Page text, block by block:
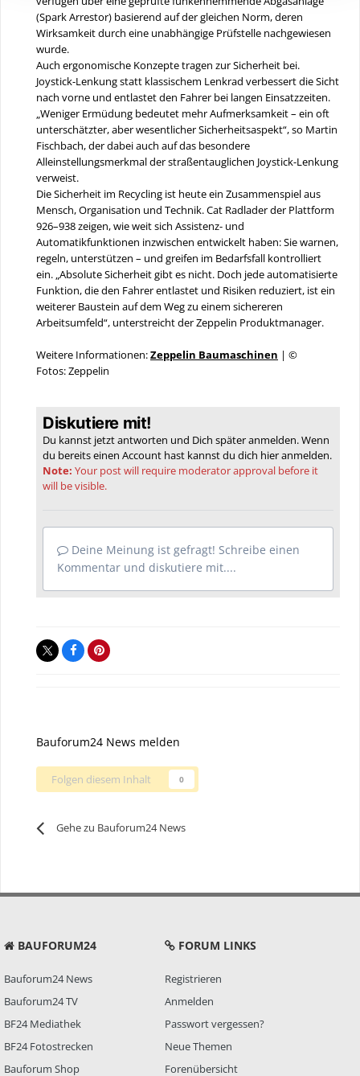
(Spark Arrestor) basierend auf der gleichen Norm, deren
Wirksamkeit durch eine unabhängige Prüfstelle nachgewiesen
wurde.
Auch ergonomische Konzepte tragen zur Sicherheit bei.
Joystick-Lenkung statt klassischem Lenkrad verbessert die Sicht
nach vorne und entlastet den Fahrer bei langen Einsatzzeiten.
„Weniger Ermüdung bedeutet mehr Aufmerksamkeit – ein oft
unterschätzter, aber wesentlicher Sicherheitsaspekt“, so Martin
Fischbach, der dabei auch auf das besondere
Alleinstellungsmerkmal der straßentauglichen Joystick-Lenkung
verweist.
Die Sicherheit im Recycling ist heute ein Zusammenspiel aus
Mensch, Organisation und Technik. Cat Radlader der Plattform
926–938 zeigen, wie weit sich Assistenz- und
Automatikfunktionen inzwischen entwickelt haben: Sie warnen,
regeln, unterstützen – und greifen im Bedarfsfall kontrolliert
ein. „Absolute Sicherheit gibt es nicht. Doch jede automatisierte
Funktion, die den Fahrer entlastet und Risiken reduziert, ist ein
weiterer Baustein auf dem Weg zu einem sichereren
Arbeitsumfeld“, unterstreicht der Zeppelin Produktmanager.
Weitere Informationen:Zeppelin Baumaschinen | ©
Fotos: Zeppelin
Diskutiere mit!
Du kannst jetzt antworten und Dich später anmelden. Wenn
du bereits einen Account hast kannst du dich hieranmelden.
Note: Your post will require moderator approval before it
will be visible.
Deine Meinung ist gefragt! Schreibe einen
Kommentar und diskutiere mit....
Bauforum24 News melden
Folgen diesem Inhalt 0
Gehe zu Bauforum24 News
BAUFORUM24
Bauforum24 News
Bauforum24 TV
BF24 Mediathek
BF24 Fotostrecken
Bauforum Shop
FORUM LINKS
Registrieren
Anmelden
Passwort vergessen?
Neue Themen
Forenübersicht